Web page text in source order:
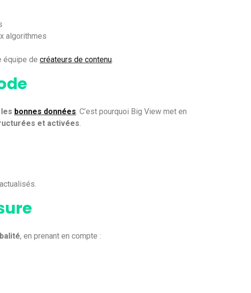
algorithmes
équipe de créateurs de contenu
bonnes données . C’est pourquoi Big View met en
et activées
, en prenant en compte :